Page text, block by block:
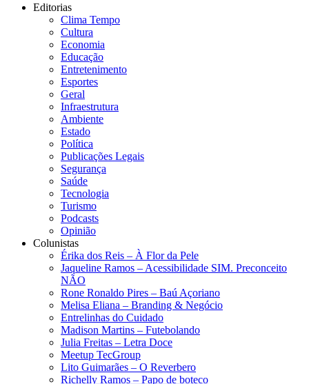
Editorias
Clima Tempo
Cultura
Economia
Educação
Entretenimento
Esportes
Geral
Infraestrutura
Ambiente
Estado
Política
Publicações Legais
Segurança
Saúde
Tecnologia
Turismo
Podcasts
Opinião
Colunistas
Érika dos Reis​ – À Flor da Pele
Jaqueline Ramos – Acessibilidade SIM. Preconceito
NÃO
Rone Ronaldo Pires – Baú Açoriano
Melisa Eliana – Branding & Negócio
Entrelinhas do Cuidado
Madison Martins – Futebolando
Julia Freitas​ – Letra Doce
Meetup TecGroup
Lito Guimarães – O Reverbero
Richelly Ramos​ – Papo de boteco